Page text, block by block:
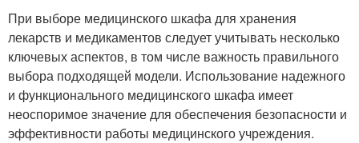
При выборе медицинского шкафа для хранения
лекарств и медикаментов следует учитывать несколько
ключевых аспектов, в том числе важность правильного
выбора подходящей модели. Использование надежного
и функционального медицинского шкафа имеет
неоспоримое значение для обеспечения безопасности и
эффективности работы медицинского учреждения.